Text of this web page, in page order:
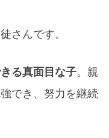
さんです。
る真面目な子。親
でき、努力を継続